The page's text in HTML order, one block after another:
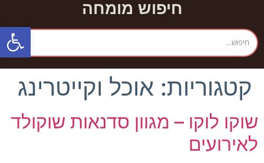
פתח
חיפוש מומחה
קטגוריות: אוכל וקייטרינג
שוקו לוקו – מגוון סדנאות שוקולד
לאירועים